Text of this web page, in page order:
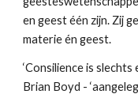
en geest één zijn. Zij
materie én geest.
‘Consilience is
Brian Boyd -